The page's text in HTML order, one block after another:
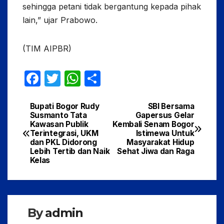
sehingga petani tidak bergantung kepada pihak
lain,” ujar Prabowo.
(TIM AIPBR)
F
c
e
b
o
k
T
itt
er
W
at
s
A
p
Navigasi
pos
SBI Bersama
Gapersus Gelar
Kembali Senam Bogor
Istimewa Untuk
Masyarakat Hidup
Sehat Jiwa dan Raga
Bupati Bogor Rudy
Susmanto Tata
Kawasan Publik
Terintegrasi, UKM
dan PKL Didorong
Lebih Tertib dan Naik
Kelas
Byadmin